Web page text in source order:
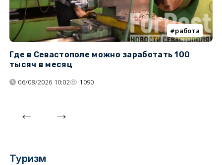
работа
Где в Севастополе можно заработать 100
тысяч в месяц
06/08/2026 10:02 1090
Туризм